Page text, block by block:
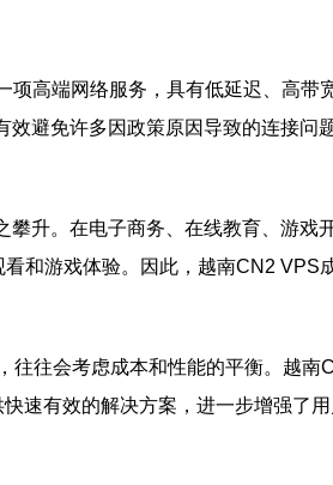
高端网络服务，具有低延迟、高带
避免许多因政策原因导致的连接问
升。在电子商务、在线教育、游戏
和游戏体验。因此，越南CN2 VPS
往会考虑成本和性能的平衡。越南
速有效的解决方案，进一步增强了用